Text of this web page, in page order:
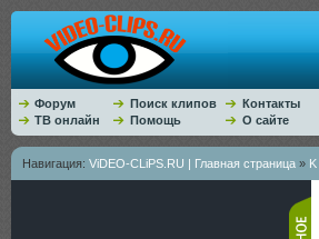
Форум Поиск клипов
Контакты
ТВ онлайн
Помощь О сайте
Навигация: ViDEO-CLiPS.RU | Главная страница » K